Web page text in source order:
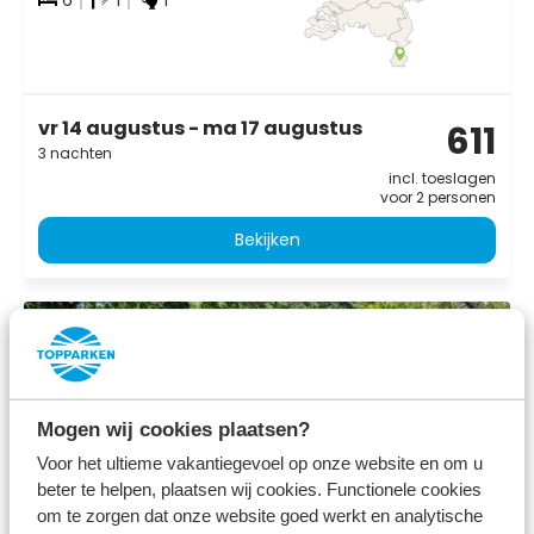
Mogen wij cookies plaatsen?
Voor het ultieme vakantiegevoel op onze website en om u
beter te helpen, plaatsen wij cookies. Functionele cookies
om te zorgen dat onze website goed werkt en analytische
vr 14 augustus - ma 17 augustus
3 nachten 611
incl. toeslagen
voor 2 personen
Bekijken